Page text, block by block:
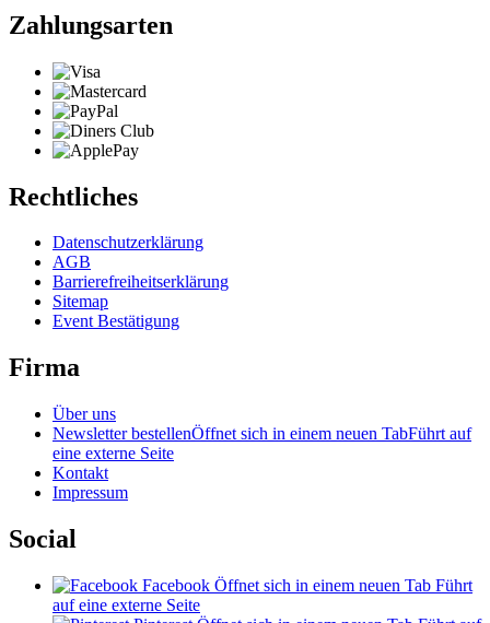
Zahlungsarten
Rechtliches
Datenschutzerklärung
AGB
Barrierefreiheitserklärung
Sitemap
Event Bestätigung
Firma
Über uns
Newsletter bestellenÖffnet sich in einem neuen TabFührt auf
eine externe Seite
Kontakt
Impressum
Social
Facebook Öffnet sich in einem neuen Tab Führt
auf eine externe Seite